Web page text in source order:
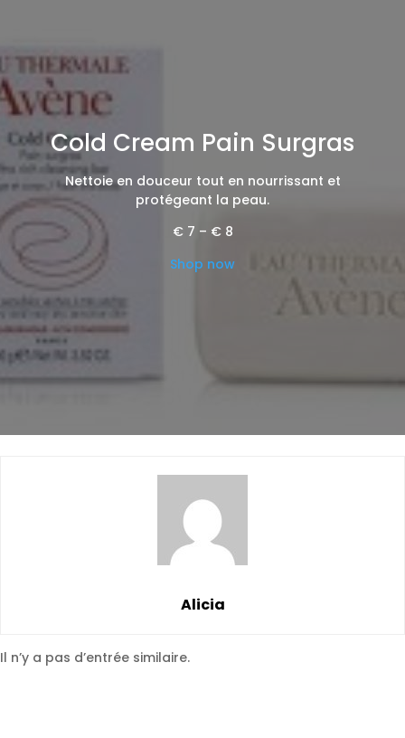
Cold Cream Pain Surgras
Nettoie en douceur tout en nourrissant et
protégeant la peau.
€7 – €8Price
€ 7
Shop now
Alicia
Il n’y a pas d’entrée similaire.